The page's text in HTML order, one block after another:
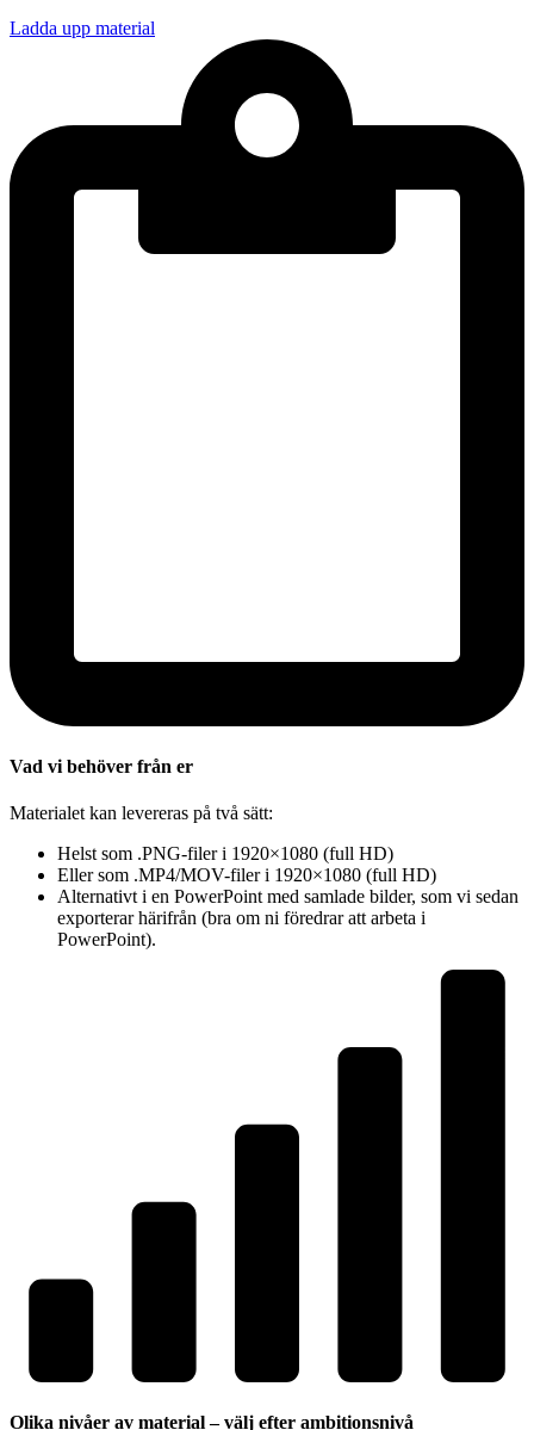
Ladda upp material
Vad vi behöver från er
Materialet kan levereras på två sätt:
Helst som .PNG-filer i 1920×1080 (full HD)
Eller som .MP4/MOV-filer i 1920×1080 (full HD)
Alternativt i en PowerPoint med samlade bilder, som vi sedan
exporterar härifrån (bra om ni föredrar att arbeta i
PowerPoint).
Olika nivåer av material – välj efter ambitionsnivå